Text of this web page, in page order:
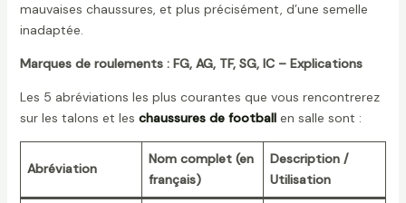
mauvaises chaussures, et plus précisément, d’une semelle
inadaptée.
Marques de roulements : FG, AG, TF, SG, IC – Explications
Les 5 abréviations les plus courantes que vous rencontrerez
sur les talons et les chaussures de footballen salle sont :
Abréviation
Nom complet (en
français)
Description /
Utilisation